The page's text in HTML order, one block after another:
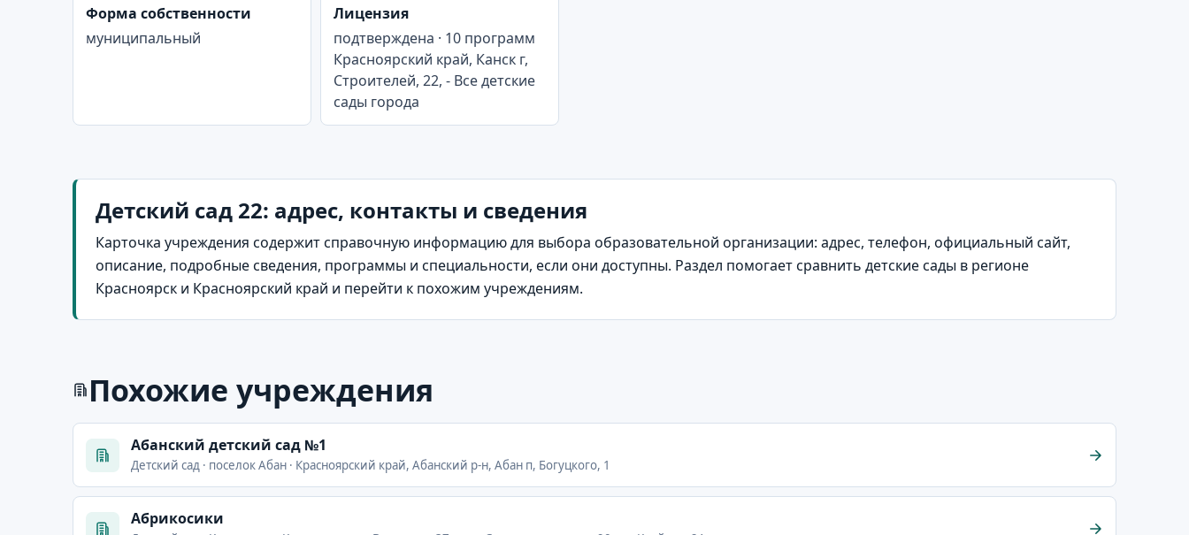
Форма собственности
муниципальный
Лицензия
подтверждена · 10 программ
Красноярский край, Канск г,
Строителей, 22, - Все детские
сады города
Детский сад 22: адрес, контакты и сведения
Карточка учреждения содержит справочную информацию для выбора образовательной организации: адрес, телефон, официальный сайт,
описание, подробные сведения, программы и специальности, если они доступны. Раздел помогает сравнить детские сады в регионе
Красноярск и Красноярский край и перейти к похожим учреждениям.
Похожие учреждения
Абанский детский сад №1
Детский сад · поселок Абан · Красноярский край, Абанский р-н, Абан п, Богуцкого, 1
Абрикосики